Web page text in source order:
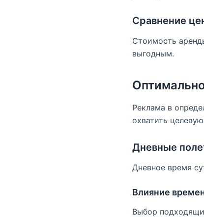
Сравнение
Стоимость
выгодным.
Реклама в
охватить
Дневные
Дневное время
Влияние
Выбор